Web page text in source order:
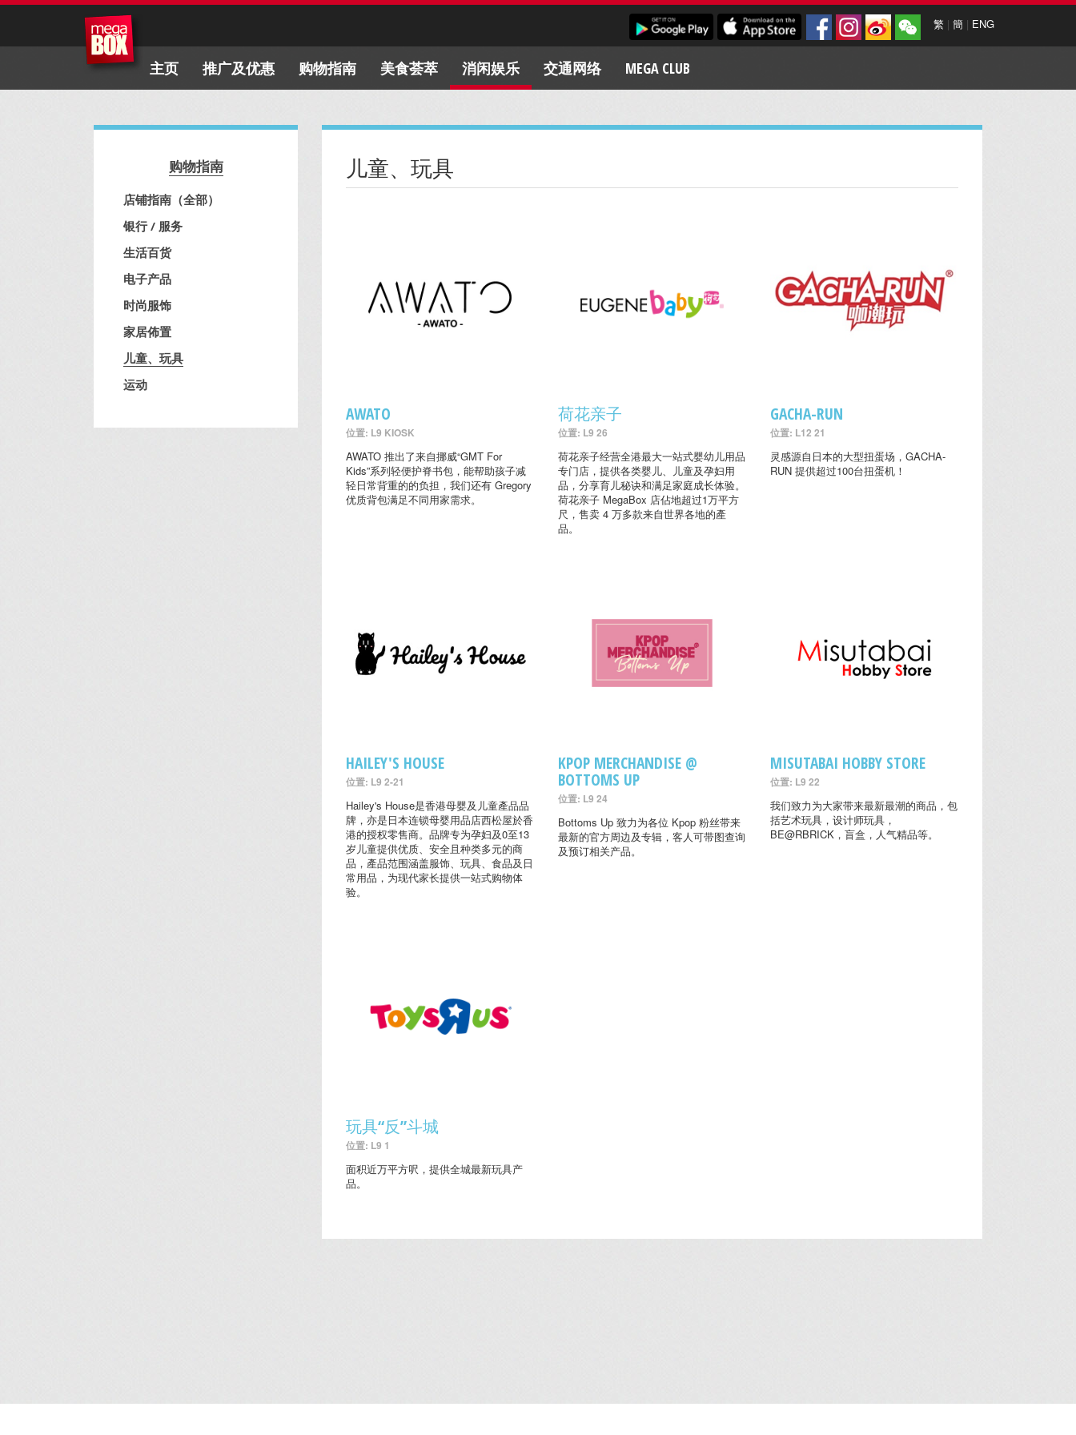
繁 | 簡 | ENG
主页 推广及优惠 购物指南 美食荟萃 消闲娱乐 交通网络 MEGA CLUB
购物指南
店铺指南（全部）
银行 / 服务
生活百货
电子产品
时尚服饰
家居佈置
儿童、玩具
运动
儿童、玩具
AWATO
位置: L9 KIOSK
AWATO 推出了来自挪威“GMT For
Kids”系列轻便护脊书包，能帮助孩子减
轻日常背重的的负担，我们还有 Gregory
优质背包满足不同用家需求。
荷花亲子
位置: L9 26
荷花亲子经营全港最大一站式婴幼儿用品
专门店，提供各类婴儿、儿童及孕妇用
品，分享育儿秘诀和满足家庭成长体验。
荷花亲子 MegaBox 店佔地超过1万平方
尺，售卖 4 万多款来自世界各地的產
品。
GACHA-RUN
位置: L12 21
灵感源自日本的大型扭蛋场，GACHA-
RUN 提供超过100台扭蛋机！
HAILEY'S HOUSE
位置: L9 2-21
Hailey's House是香港母婴及儿童產品品
牌，亦是日本连锁母婴用品店西松屋於香
港的授权零售商。品牌专为孕妇及0至13
岁儿童提供优质、安全且种类多元的商
品，產品范围涵盖服饰、玩具、食品及日
常用品，为现代家长提供一站式购物体
验。
KPOP MERCHANDISE @
BOTTOMS UP
位置: L9 24
Bottoms Up 致力为各位 Kpop 粉丝带来
最新的官方周边及专辑，客人可带图查询
及预订相关产品。
MISUTABAI HOBBY STORE
位置: L9 22
我们致力为大家带来最新最潮的商品，包
括艺术玩具，设计师玩具，
BE@RBRICK，盲盒，人气精品等。
玩具“反”斗城
位置: L9 1
面积近万平方呎，提供全城最新玩具产
品。